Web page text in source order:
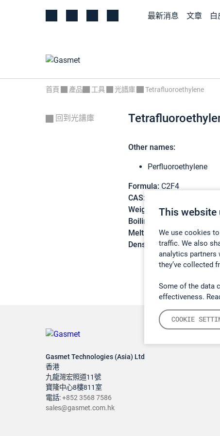
This website
We use cookies
traffic. We also
analytics partners
they’ve collected
Some of the data
effectiveness.
COOKIE
最新消息 文章 白
首頁 產品 工具 光譜庫 Tetrafluoroethylene
回到光譜庫
Other names:
Perfluoroethylene
Formula: C2F4
CAS:
Weight:
100,02 g/mol
Boiling point:
Melting point:-142,5 °C
Density:
N/A
Gasmet Technologies (Asia) Ltd
香港
九龍灣宏照道11號
寶隆中心8樓811室
電話:+852 3568 7586
sales@gasmet.com.hk